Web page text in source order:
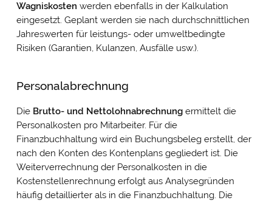
Wagniskosten werden ebenfalls in der Kalkulation
eingesetzt. Geplant werden sie nach durchschnittlichen
Jahreswerten für leistungs- oder umweltbedingte
Risiken (Garantien, Kulanzen, Ausfälle usw.).
Personalabrechnung
Die Brutto- und Nettolohnabrechnung ermittelt die
Personalkosten pro Mitarbeiter. Für die
Finanzbuchhaltung wird ein Buchungsbeleg erstellt, der
nach den Konten des Kontenplans gegliedert ist. Die
Weiterverrechnung der Personalkosten in die
Kostenstellenrechnung erfolgt aus Analysegründen
häufig detaillierter als in die Finanzbuchhaltung. Die